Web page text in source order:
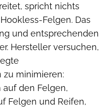
spricht nichts
Felgen. Das
und entsprechenden
Hersteller versuchen,
zu minimieren:
den Felgen,
Felgen und Reifen,